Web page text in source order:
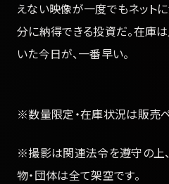
えない映像が一度でもネット
分に納得できる投資だ。在庫
いた今日が、一番早い。
※数量限定・在庫状況は販売
※撮影は関連法令を遵守の上
物・団体は全て架空です。